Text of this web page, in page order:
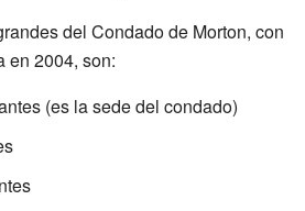
del Condado de Morton, con
en 2004, son:
(es la sede del condado)